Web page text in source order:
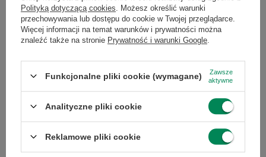
Model
procesora
Intel Core i5-1235U
ekranu
(px)
Polityką dotyczącą cookies . Możesz określić warunki
przechowywania lub dostępu do cookie w Twojej przeglądarce.
Więcej informacji na temat warunków i prywatności można
znaleźć także na stronie Prywatność i warunki Google
Funkcjonalne pliki cookie (wymagane)
Zawsze
aktywne
Analityczne pliki cookie
Reklamowe pliki cookie